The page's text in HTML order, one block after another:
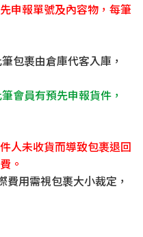
申報單號及內容物，每筆
包裹由倉庫代客入庫，
會員有預先申報貨件，
人未收貨而導致包裹退回
。
用需視包裹大小裁定，